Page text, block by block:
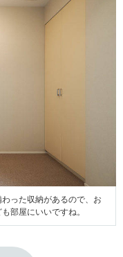
った収納があるので、お
部屋にいいですね。